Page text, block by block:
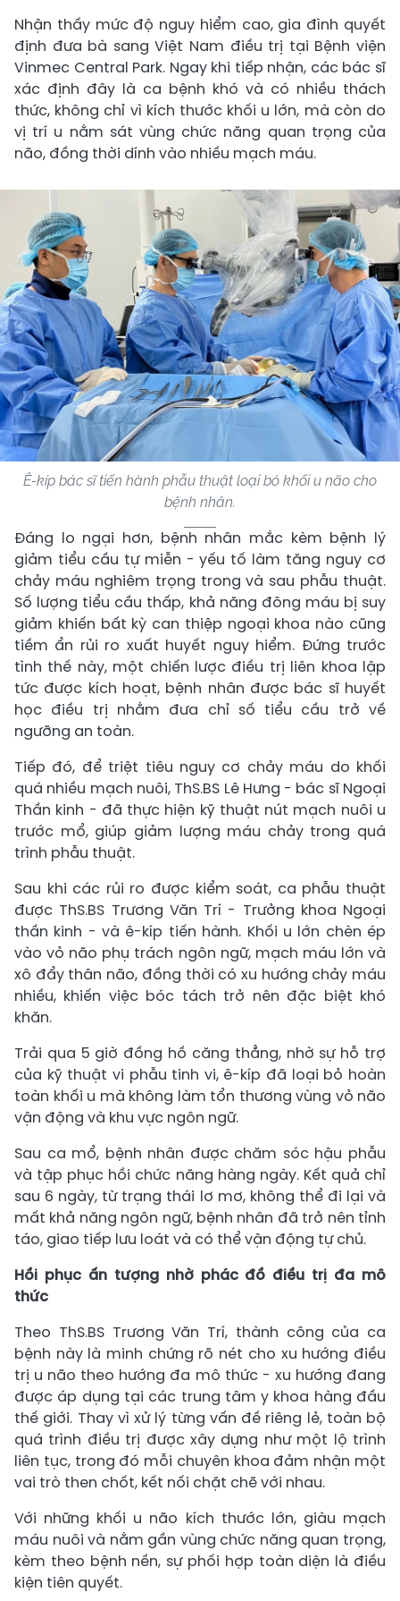
Nhận thấy mức độ nguy hiểm cao, gia đình quyết
định đưa bà sang Việt Nam điều trị tại Bệnh viện
Vinmec Central Park. Ngay khi tiếp nhận, các bác sĩ
xác định đây là ca bệnh khó và có nhiều thách
thức, không chỉ vì kích thước khối u lớn, mà còn do
vị trí u nằm sát vùng chức năng quan trọng của
não, đồng thời dính vào nhiều mạch máu.
Ê-kíp bác sĩ tiến hành phẫu thuật loại bỏ khối u não cho
bệnh nhân.
Đáng lo ngại hơn, bệnh nhân mắc kèm bệnh lý
giảm tiểu cầu tự miễn - yếu tố làm tăng nguy cơ
chảy máu nghiêm trọng trong và sau phẫu thuật.
Số lượng tiểu cầu thấp, khả năng đông máu bị suy
giảm khiến bất kỳ can thiệp ngoại khoa nào cũng
tiềm ẩn rủi ro xuất huyết nguy hiểm. Đứng trước
tình thế này, một chiến lược điều trị liên khoa lập
tức được kích hoạt, bệnh nhân được bác sĩ huyết
học điều trị nhằm đưa chỉ số tiểu cầu trở về
ngưỡng an toàn.
Tiếp đó, để triệt tiêu nguy cơ chảy máu do khối
quá nhiều mạch nuôi, ThS.BS Lê Hưng - bác sĩ Ngoại
Thần kinh - đã thực hiện kỹ thuật nút mạch nuôi u
trước mổ, giúp giảm lượng máu chảy trong quá
trình phẫu thuật.
Sau khi các rủi ro được kiểm soát, ca phẫu thuật
được ThS.BS Trương Văn Trí - Trưởng khoa Ngoại
thần kinh - và ê-kíp tiến hành. Khối u lớn chèn ép
vào vỏ não phụ trách ngôn ngữ, mạch máu lớn và
xô đẩy thân não, đồng thời có xu hướng chảy máu
nhiều, khiến việc bóc tách trở nên đặc biệt khó
khăn.
Trải qua 5 giờ đồng hồ căng thẳng, nhờ sự hỗ trợ
của kỹ thuật vi phẫu tinh vi, ê-kíp đã loại bỏ hoàn
toàn khối u mà không làm tổn thương vùng vỏ não
vận động và khu vực ngôn ngữ.
Sau ca mổ, bệnh nhân được chăm sóc hậu phẫu
và tập phục hồi chức năng hàng ngày. Kết quả chỉ
sau 6 ngày, từ trạng thái lơ mơ, không thể đi lại và
mất khả năng ngôn ngữ, bệnh nhân đã trở nên tỉnh
táo, giao tiếp lưu loát và có thể vận động tự chủ.
Hồi phục ấn tượng nhờ phác đồ điều trị đa mô
thức
Theo ThS.BS Trương Văn Trí, thành công của ca
bệnh này là minh chứng rõ nét cho xu hướng điều
trị u não theo hướng đa mô thức - xu hướng đang
được áp dụng tại các trung tâm y khoa hàng đầu
thế giới. Thay vì xử lý từng vấn đề riêng lẻ, toàn bộ
quá trình điều trị được xây dựng như một lộ trình
liên tục, trong đó mỗi chuyên khoa đảm nhận một
vai trò then chốt, kết nối chặt chẽ với nhau.
Với những khối u não kích thước lớn, giàu mạch
máu nuôi và nằm gần vùng chức năng quan trọng,
kèm theo bệnh nền, sự phối hợp toàn diện là điều
kiện tiên quyết.